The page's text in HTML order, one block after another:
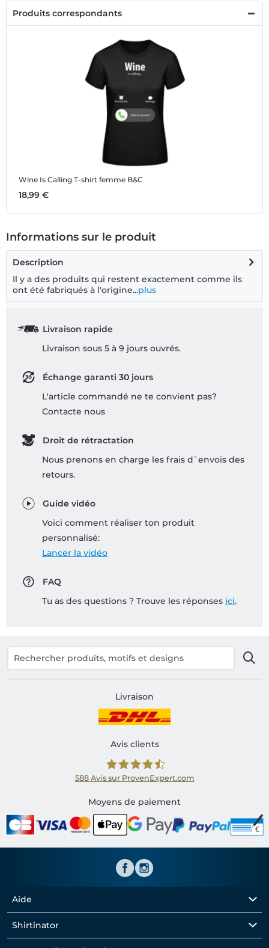
Produits correspondants
Wine Is Calling T-shirt femme B&C
18,99 €
Informations sur le produit
Description
Il y a des produits qui restent exactement comme ils
ont été fabriqués à l'origine...plus
Livraison rapide
Livraison sous 5 à 9 jours ouvrés.
Échange garanti 30 jours
L'article commandé ne te convient pas?
Contacte nous
Droit de rétractation
Nous prenons en charge les frais d`envois des
retours.
Guide vidéo
Voici comment réaliser ton produit
personnalisé:
Lancer la vidéo
FAQ
Tu as des questions ? Trouve les réponses ici.
Livraison
Avis clients
Shirtinator FR
588 Avis sur ProvenExpert.com
Moyens de paiement
Aide
Shirtinator